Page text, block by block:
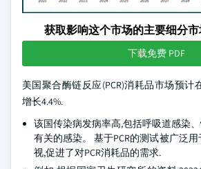
获取影响这个市场的主要细分
下载免费 PDF
美国聚合酶链反应(PCR)消耗品市场预计
增长4.4%.
该国传染病发病率高,包括呼吸道感染
有关的感染。 基于PCR的测试被广泛
视,促进了对PCR消耗品的需求.